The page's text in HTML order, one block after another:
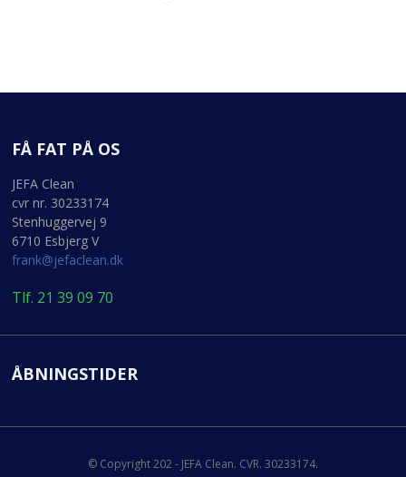
FÅ FAT PÅ OS
JEFA Clean
cvr nr. 30233174
Stenhuggervej 9
6710 Esbjerg V
frank@jefaclean.dk
Tlf. 21 39 09 70
ÅBNINGSTIDER
© Copyright 202 - JEFA Clean. CVR. 30233174.